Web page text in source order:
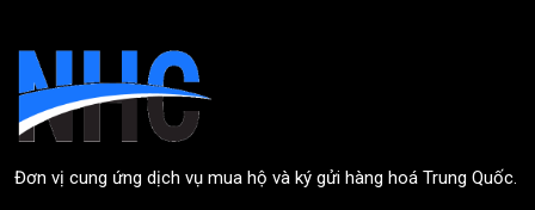
Đơn vị cung ứng dịch vụ mua hộ và ký gửi hàng hoá Trung Quốc.